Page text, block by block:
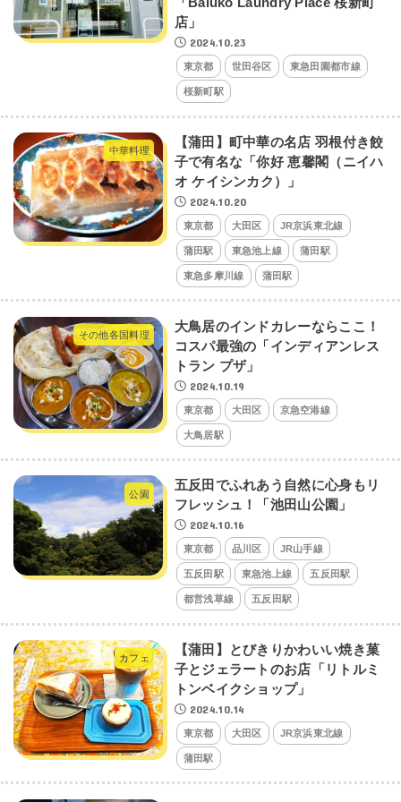
「Baluko Laundry Place 桜新町
店」
2024.10.23
東京都 世田谷区 東急田園都市線
桜新町駅
中華料理
【蒲田】町中華の名店 羽根付き餃
子で有名な「你好 恵馨閣（ニイハ
オ ケイシンカク）」
2024.10.20
東京都 大田区 JR京浜東北線
蒲田駅 東急池上線 蒲田駅
東急多摩川線 蒲田駅
その他各国料理
大鳥居のインドカレーならここ！
コスパ最強の「インディアンレス
トラン プザ」
2024.10.19
東京都 大田区 京急空港線
大鳥居駅
公園
五反田でふれあう自然に心身もリ
フレッシュ！「池田山公園」
2024.10.16
東京都 品川区 JR山手線
五反田駅 東急池上線 五反田駅
都営浅草線 五反田駅
カフェ
【蒲田】とびきりかわいい焼き菓
子とジェラートのお店「リトルミ
トンベイクショップ」
2024.10.14
東京都 大田区 JR京浜東北線
蒲田駅